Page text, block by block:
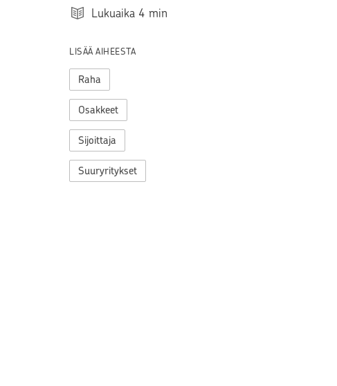
Lukuaika 4 min
LISÄÄ AIHEESTA
Raha
Osakkeet
Sijoittaja
Suuryritykset